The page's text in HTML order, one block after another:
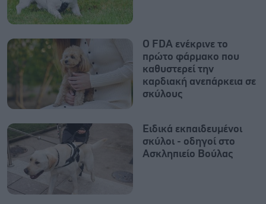
Ο FDA ενέκρινε το
πρώτο φάρμακο που
καθυστερεί την
καρδιακή ανεπάρκεια σε
σκύλους
Ειδικά εκπαιδευμένοι
σκύλοι - οδηγοί στο
Ασκληπιείο Βούλας